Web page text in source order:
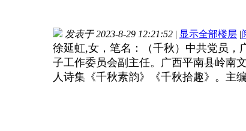
发表于 2023-8-29 12:21:52 | 显示全部楼层 |
徐延虹,女，笔名：（千秋）中共党员，
子工作委员会副主任。广西平南县岭南
人诗集《千秋素韵》《千秋拾趣》。主